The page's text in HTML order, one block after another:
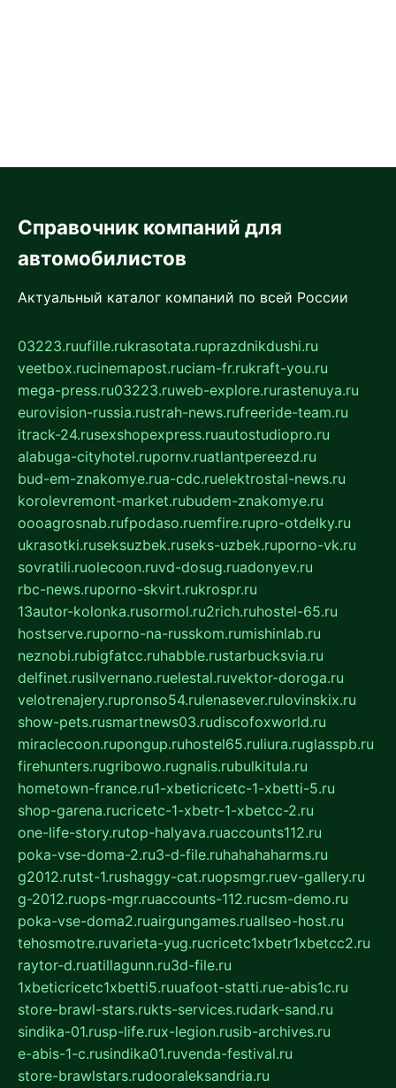
Справочник компаний для
автомобилистов
Актуальный каталог компаний по всей России
03223.ruufille.rukrasotata.ruprazdnikdushi.ru
veetbox.rucinemapost.ruciam-fr.rukraft-you.ru
mega-press.ru03223.ruweb-explore.rurastenuya.ru
eurovision-russia.rustrah-news.rufreeride-team.ru
itrack-24.rusexshopexpress.ruautostudiopro.ru
alabuga-cityhotel.rupornv.ruatlantpereezd.ru
bud-em-znakomye.rua-cdc.ruelektrostal-news.ru
korolevremont-market.rubudem-znakomye.ru
oooagrosnab.rufpodaso.ruemfire.rupro-otdelky.ru
ukrasotki.ruseksuzbek.ruseks-uzbek.ruporno-vk.ru
sovratili.ruolecoon.ruvd-dosug.ruadonyev.ru
rbc-news.ruporno-skvirt.rukrospr.ru
13autor-kolonka.rusormol.ru2rich.ruhostel-65.ru
hostserve.ruporno-na-russkom.rumishinlab.ru
neznobi.rubigfatcc.ruhabble.rustarbucksvia.ru
delfinet.rusilvernano.ruelestal.ruvektor-doroga.ru
velotrenajery.rupronso54.rulenasever.rulovinskix.ru
show-pets.rusmartnews03.rudiscofoxworld.ru
miraclecoon.rupongup.ruhostel65.ruliura.ruglasspb.ru
firehunters.rugribowo.rugnalis.rubulkitula.ru
hometown-france.ru1-xbeticricetc-1-xbetti-5.ru
shop-garena.rucricetc-1-xbetr-1-xbetcc-2.ru
one-life-story.rutop-halyava.ruaccounts112.ru
poka-vse-doma-2.ru3-d-file.ruhahahaharms.ru
g2012.rutst-1.rushaggy-cat.ruopsmgr.ruev-gallery.ru
g-2012.ruops-mgr.ruaccounts-112.rucsm-demo.ru
poka-vse-doma2.ruairgungames.ruallseo-host.ru
tehosmotre.ruvarieta-yug.rucricetc1xbetr1xbetcc2.ru
raytor-d.ruatillagunn.ru3d-file.ru
1xbeticricetc1xbetti5.ruuafoot-statti.rue-abis1c.ru
store-brawl-stars.rukts-services.rudark-sand.ru
sindika-01.rusp-life.rux-legion.rusib-archives.ru
e-abis-1-c.rusindika01.ruvenda-festival.ru
store-brawlstars.rudooraleksandria.ru